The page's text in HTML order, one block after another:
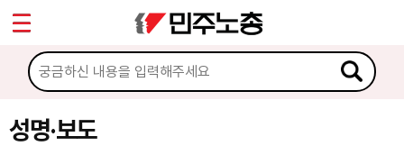
성명·보도
마이페이지
소개
소식
Sketchbook5, 스케치북5